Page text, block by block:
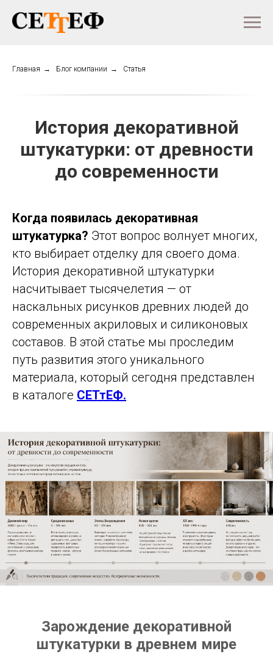
Главная → Блог компании → Статья
История декоративной
штукатурки: от древности
до современности
Когда появилась декоративная
штукатурка? Этот вопрос волнует многих,
кто выбирает отделку для своего дома.
История декоративной штукатурки
насчитывает тысячелетия — от
наскальных рисунков древних людей до
современных акриловых и силиконовых
составов. В этой статье мы проследим
путь развития этого уникального
материала, который сегодня представлен
в каталоге СЕТтЕФ.
Зарождение декоративной
штукатурки в древнем мире